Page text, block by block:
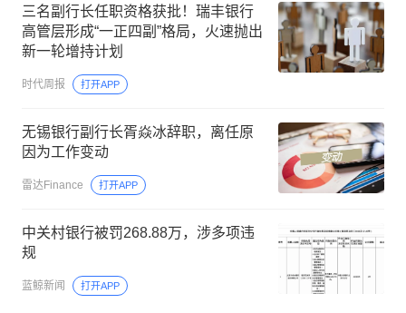
三名副行长任职资格获批！瑞丰银行
高管层形成“一正四副”格局，火速抛出
新一轮增持计划
时代周报 打开APP
无锡银行副行长胥焱冰辞职，离任原
因为工作变动
雷达Finance 打开APP
中关村银行被罚268.88万，涉多项违
规
蓝鲸新闻 打开APP